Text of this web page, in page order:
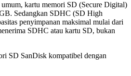
umum, kartu memori SD (Secure Digital)
Sedangkan SDHC (SD High
penyimpanan maksimal mulai dari
SDHC atau kartu SD, bukan
SD SanDisk kompatibel dengan